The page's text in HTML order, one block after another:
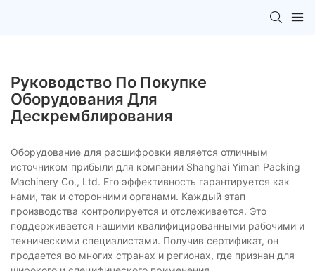
Руководство По Покупке
Оборудования Для
Дескремблирования
Оборудование для расшифровки является отличным
источником прибыли для компании Shanghai Yiman Packing
Machinery Co., Ltd. Его эффективность гарантируется как
нами, так и сторонними органами. Каждый этап
производства контролируется и отслеживается. Это
поддерживается нашими квалифицированными рабочими и
техническими специалистами. Получив сертификат, он
продается во многих странах и регионах, где признан для